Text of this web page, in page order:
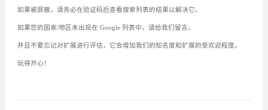
如果被屏蔽，请务必在验证码后查看搜索列表的结果以解决它。
如果您的国家/地区未出现在 Google 列表中，请给我们留言。
并且不要忘记对扩展进行评估，它会增加我们的知名度和扩展的受欢迎程度。
玩得开心！